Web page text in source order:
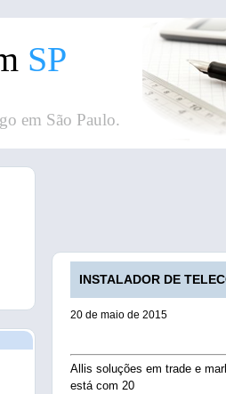
SP
em São Paulo.
INSTALADOR DE
20 de maio de 2015
Allis soluções em trade e
está com 20